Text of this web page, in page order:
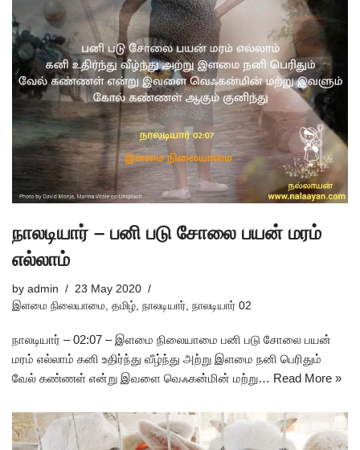
நாலடியார் – பனி படு சோலை பயன் மரம்
எல்லாம்
by admin
23 May 2020
இளமை நிலையாமை, தமிழ், நாலடியார், நாலடியார் 02
நாலடியார் – 02:07 – இளமை நிலையாமை பனி படு சோலை பயன்
மரம் எல்லாம் கனி உதிர்ந்து வீழ்ந்து அற்று இளமை நனி பெரிதும்
வேல் கண்ணள் என்று இவளை வெஃகன்மின் மற்று… Read More »